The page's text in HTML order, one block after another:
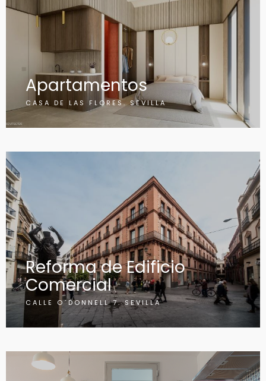
Apartamentos
CASA DE LAS FLORES. SEVILLA
Reforma de Edificio
Comercial
CALLE O´DONNELL 7. SEVILLA